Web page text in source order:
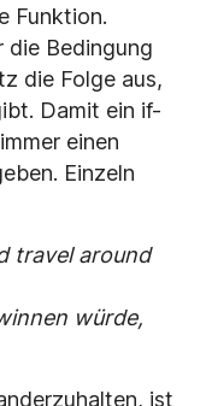
Funktion.
die Bedingung
die Folge aus,
Damit ein if-
einen
Einzeln
travel around
würde,
ist